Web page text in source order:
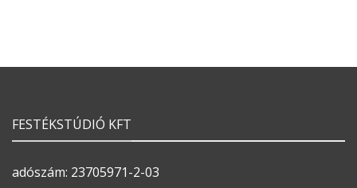
FESTÉKSTÚDIÓ KFT
adószám: 23705971-2-03